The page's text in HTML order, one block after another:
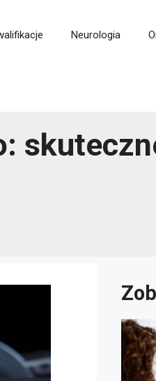
Neurologia